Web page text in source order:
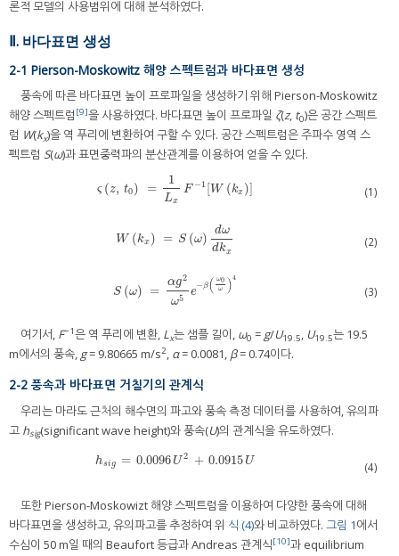
론적 모델의 사용범위에 대해 분석하였다.
Ⅱ. 바다표면 생성
2-1 Pierson-Moskowitz 해양 스펙트럼과 바다표면 생성
풍속에 따른 바다표면 높이 프로파일을 생성하기 위해 Pierson-Moskowitz
해양 스펙트럼 [9]을 사용하였다. 바다표면 높이 프로파일 ζ(z, t0)은 공간 스펙트
럼 W(kx)을 역 푸리에 변환하여 구할 수 있다. 공간 스펙트럼은 주파수 영역 스
펙트럼 S(ω)과 표면중력파의 분산관계를 이용하여 얻을 수 있다.
ς (z, t0) =
1
Lx
F −1 [W (kx )]
ς(z,t )= 1LxF−1[W (kx )] (1)
W (kx ) = S (ω)
dω
dkx
W(kx) =S ω)dωd kx (2)
S (ω) =
αg2
ω5
e
−β( ω0
ω )4
S(ω)= αg2 ω5e−β ω0 ω )4 (3)
여기서, F−1은 역 푸리에 변환, Lx는 샘플 길이, ω0 = g/U19.5, U19.5는 19.5
m에서의 풍속, g= 9.80665 m/s2, α= 0.0081, β= 0.74이다.
2-2 풍속과 바다표면 거칠기의 관계식
우리는 마라도 근처의 해수면의 파고와 풍속 측정 데이터를 사용하여, 유의파
고 hsig(significant wave height)와 풍속(U)의 관계식을 유도하였다.
hsig = 0.0096 U2 + 0.0915 U
hs ig =0.0096 U2 +0.0915U (4)
또한 Pierson-Moskowizt 해양 스펙트럼을 이용하여 다양한 풍속에 대해
바다표면을 생성하고, 유의파고를 추정하여 위 식 (4)와 비교하였다. 그림 1에서
수심이 50 m일 때의 Beaufort 등급과 Andreas 관계식[10]과 equilibrium